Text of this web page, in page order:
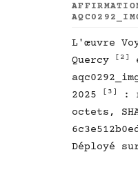
L'œuvre
Quercy
[2]
2025
[3]
:
octets,
Déployé